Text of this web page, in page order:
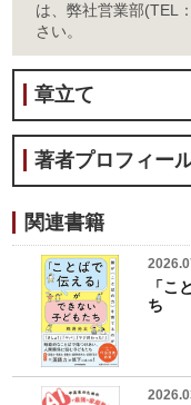
は、弊社営業部(TEL
さい。
章立て
著者プロフィー
関連書籍
「こ
ち